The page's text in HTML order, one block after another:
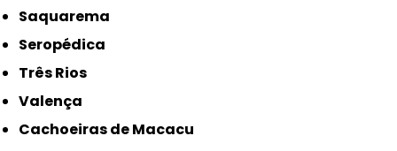
Saquarema
Seropédica
Três Rios
Valença
Cachoeiras de Macacu